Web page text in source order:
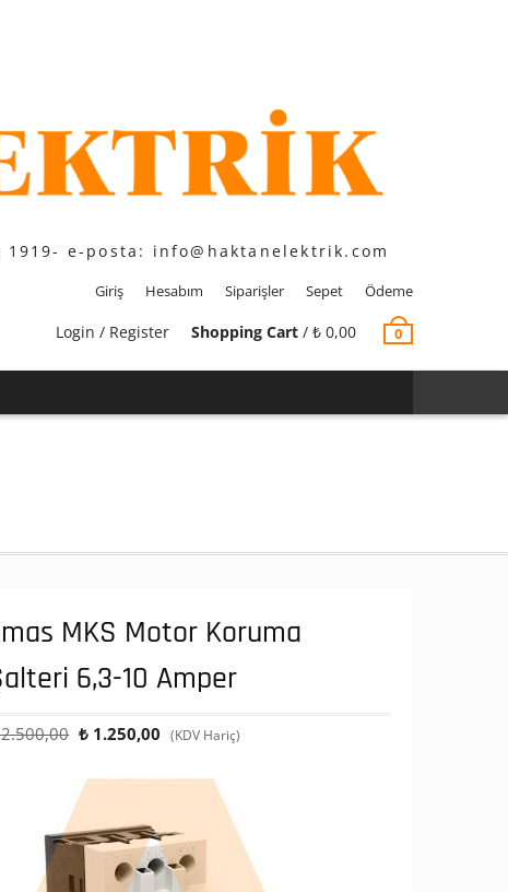
1919- e-posta: info@haktanelektrik.com
Giriş Hesabım Siparişler Sepet Ödeme
Login / Register Shopping Cart / ₺ 0,00 0
MKS Motor Koruma
6,3-10 Amper
Orijinal
₺ 2.500,00.
₺ 1.250,00 Şu
fiyat:
₺ 1.250,00.
(KDV Hariç)